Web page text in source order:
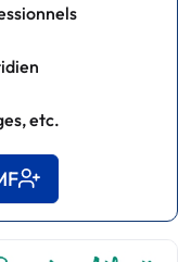
etc.